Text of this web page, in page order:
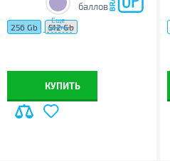
Еще
цвета
баллов
256 Gb 512 Gb
КУПИТЬ